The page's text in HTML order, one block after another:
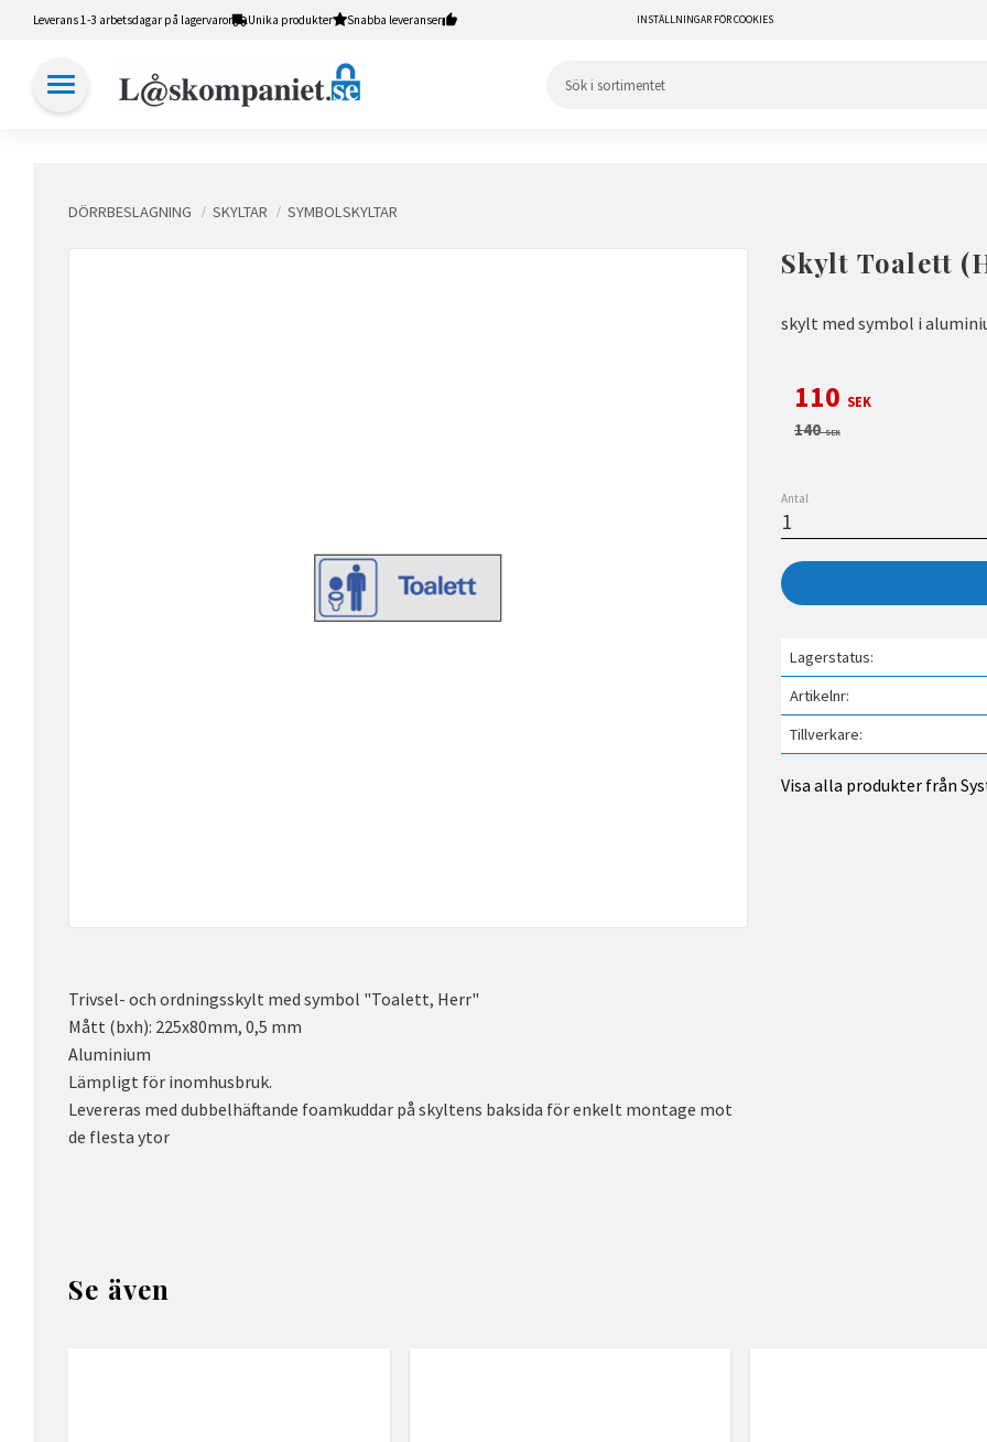
Leverans 1-3 arbetsdagar på lagervaror Unika produkter Snabba leveranser INSTÄLLNINGAR FÖR COOKIES
DÖRRBESLAGNING SKYLTAR SYMBOLSKYLTAR
Skylt Toalett
skylt med symbol i
Nedsatt pris:
110 SEK
Ordinarie pris:
140SEK
Antal
Lagerstatus
Artikelnr
Tillverkare
Visa alla produkter från
Trivsel- och ordningsskylt med symbol "Toalett, Herr"
Mått (bxh): 225x80mm, 0,5 mm
Aluminium
Lämpligt för inomhusbruk.
Levereras med dubbelhäftande foamkuddar på skyltens baksida för enkelt montage mot
de flesta ytor
Se även